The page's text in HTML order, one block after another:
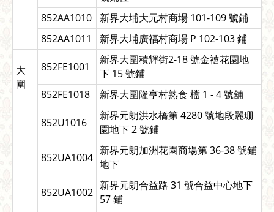
852AA1010
新界大埔大元村商場 101-109 號鋪
852AA1011
新界大埔廣福村商場 P 102-103 鋪
大
圍
852FE1001
新界大圍積輝街2-18 號金禧花園地
下 15 號鋪
852FE1018
新界大圍隆亨村熟食 檔 1 - 4 號舖
852U1016
新界元朗洪水橋第 4280 號地段麗珊
園地下 2 號鋪
852UA1004
新界元朗加洲花園商場第 36-38 號鋪
地下
852UA1002
新界元朗合益路 31 號合益中心地下
57 鋪